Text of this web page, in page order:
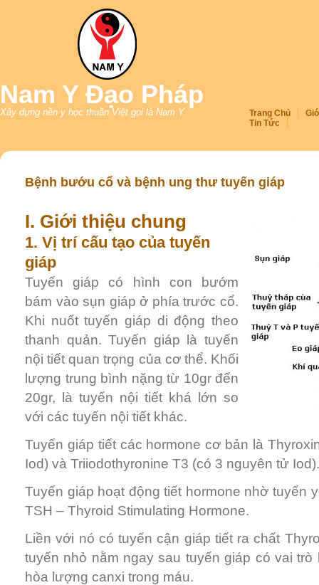
Nam Y Đạo Pháp
Xây dựng nền y học thuần Việt gọi là Nam Y Trang Chủ
Tin Tức
Bệnh bướu cổ và bệnh ung thư tuyến giáp
I. Giới thiệu chung
1. Vị trí cấu tạo của tuyến
giáp
Tuyến giáp có hình con bướm
bám vào sụn giáp ở phía trước cổ.
Khi nuốt tuyến giáp di động theo
thanh quản. Tuyến giáp là tuyến
nội tiết quan trọng của cơ thể. Khối
lượng trung bình nặng từ 10gr đến
20gr, là tuyến nội tiết khá lớn so
với các tuyến nội tiết khác.
Tuyến giáp tiết các hormone cơ bản là
Iod) và Triiodothyronine T3 (có 3 nguyên tử Iod).
Tuyến giáp hoạt động tiết hormone nhờ tuyến
TSH – Thyroid Stimulating Hormone.
Liền với nó có tuyến cận giáp tiết ra chất
tuyến nhỏ nằm ngay sau tuyến giáp có vai trò
hòa lượng canxi trong máu.